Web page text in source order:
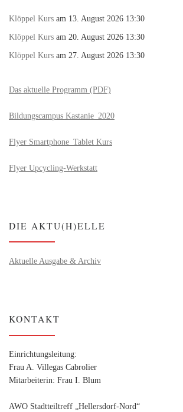
Klöppel Kurs am 13. August 2026 13:30
Klöppel Kurs am 20. August 2026 13:30
Klöppel Kurs am 27. August 2026 13:30
Das aktuelle Programm (PDF)
Bildungscampus Kastanie_2020
Flyer Smartphone_Tablet Kurs
Flyer Upcycling-Werkstatt
DIE AKTU(H)ELLE
Aktuelle Ausgabe & Archiv
KONTAKT
Einrichtungsleitung:
Frau A. Villegas Cabrolier
Mitarbeiterin: Frau I. Blum
AWO Stadtteiltreff „Hellersdorf-Nord“